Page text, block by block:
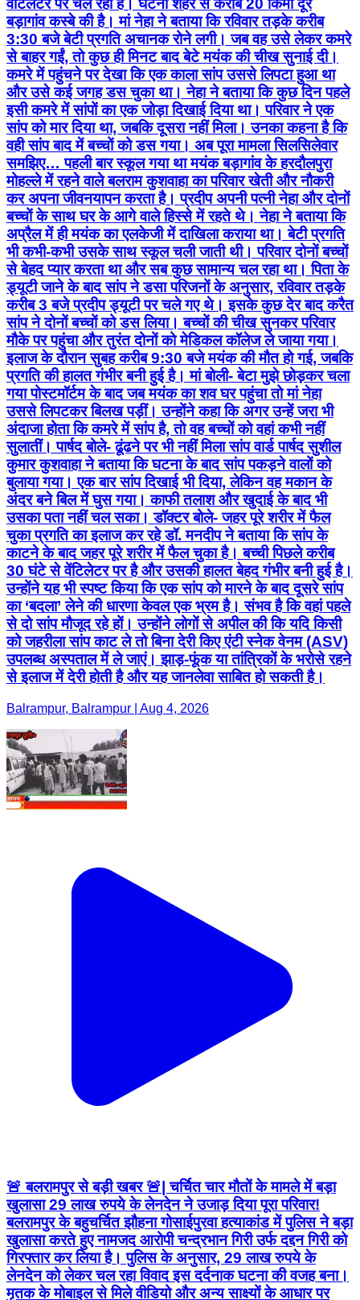
वेंटिलेटर पर चल रहा है। घटना शहर से करीब 20 किमी दूर
बड़ागांव कस्बे की है। मां नेहा ने बताया कि रविवार तड़के करीब
3:30 बजे बेटी प्रगति अचानक रोने लगी। जब वह उसे लेकर कमरे
से बाहर गईं, तो कुछ ही मिनट बाद बेटे मयंक की चीख सुनाई दी।
कमरे में पहुंचने पर देखा कि एक काला सांप उससे लिपटा हुआ था
और उसे कई जगह डस चुका था। नेहा ने बताया कि कुछ दिन पहले
इसी कमरे में सांपों का एक जोड़ा दिखाई दिया था। परिवार ने एक
सांप को मार दिया था, जबकि दूसरा नहीं मिला। उनका कहना है कि
वही सांप बाद में बच्चों को डस गया। अब पूरा मामला सिलसिलेवार
समझिए… पहली बार स्कूल गया था मयंक बड़ागांव के हरदौलपुरा
मोहल्ले में रहने वाले बलराम कुशवाहा का परिवार खेती और नौकरी
कर अपना जीवनयापन करता है। प्रदीप अपनी पत्नी नेहा और दोनों
बच्चों के साथ घर के आगे वाले हिस्से में रहते थे। नेहा ने बताया कि
अप्रैल में ही मयंक का एलकेजी में दाखिला कराया था। बेटी प्रगति
भी कभी-कभी उसके साथ स्कूल चली जाती थी। परिवार दोनों बच्चों
से बेहद प्यार करता था और सब कुछ सामान्य चल रहा था। पिता के
ड्यूटी जाने के बाद सांप ने डसा परिजनों के अनुसार, रविवार तड़के
करीब 3 बजे प्रदीप ड्यूटी पर चले गए थे। इसके कुछ देर बाद करैत
सांप ने दोनों बच्चों को डस लिया। बच्चों की चीख सुनकर परिवार
मौके पर पहुंचा और तुरंत दोनों को मेडिकल कॉलेज ले जाया गया।
इलाज के दौरान सुबह करीब 9:30 बजे मयंक की मौत हो गई, जबकि
प्रगति की हालत गंभीर बनी हुई है। मां बोली- बेटा मुझे छोड़कर चला
गया पोस्टमॉर्टम के बाद जब मयंक का शव घर पहुंचा तो मां नेहा
उससे लिपटकर बिलख पड़ीं। उन्होंने कहा कि अगर उन्हें जरा भी
अंदाजा होता कि कमरे में सांप है, तो वह बच्चों को वहां कभी नहीं
सुलातीं। पार्षद बोले- ढूंढने पर भी नहीं मिला सांप वार्ड पार्षद सुशील
कुमार कुशवाहा ने बताया कि घटना के बाद सांप पकड़ने वालों को
बुलाया गया। एक बार सांप दिखाई भी दिया, लेकिन वह मकान के
अंदर बने बिल में घुस गया। काफी तलाश और खुदाई के बाद भी
उसका पता नहीं चल सका। डॉक्टर बोले- जहर पूरे शरीर में फैल
चुका प्रगति का इलाज कर रहे डॉ. मनदीप ने बताया कि सांप के
काटने के बाद जहर पूरे शरीर में फैल चुका है। बच्ची पिछले करीब
30 घंटे से वेंटिलेटर पर है और उसकी हालत बेहद गंभीर बनी हुई है।
उन्होंने यह भी स्पष्ट किया कि एक सांप को मारने के बाद दूसरे सांप
का ‘बदला’ लेने की धारणा केवल एक भ्रम है। संभव है कि वहां पहले
से दो सांप मौजूद रहे हों। उन्होंने लोगों से अपील की कि यदि किसी
को जहरीला सांप काट ले तो बिना देरी किए एंटी स्नेक वेनम (ASV)
उपलब्ध अस्पताल में ले जाएं। झाड़-फूंक या तांत्रिकों के भरोसे रहने
से इलाज में देरी होती है और यह जानलेवा साबित हो सकती है।
Balrampur, Balrampur | Aug 4, 2026
🚨 बलरामपुर से बड़ी खबर 🚨| चर्चित चार मौतों के मामले में बड़ा
खुलासा 29 लाख रुपये के लेनदेन ने उजाड़ दिया पूरा परिवार!
बलरामपुर के बहुचर्चित झौहना गोसाईपुरवा हत्याकांड में पुलिस ने बड़ा
खुलासा करते हुए नामजद आरोपी चन्द्रभान गिरी उर्फ दद्दन गिरी को
गिरफ्तार कर लिया है। पुलिस के अनुसार, 29 लाख रुपये के
लेनदेन को लेकर चल रहा विवाद इस दर्दनाक घटना की वजह बना।
मृतक के मोबाइल से मिले वीडियो और अन्य साक्ष्यों के आधार पर